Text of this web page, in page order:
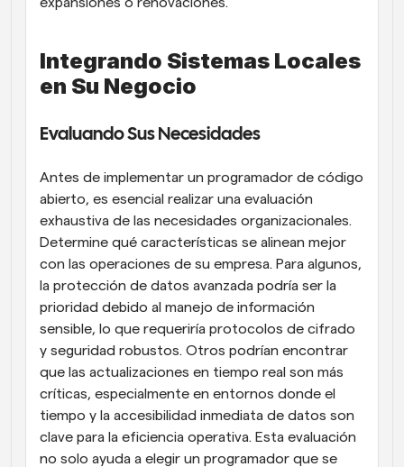
Integrando Sistemas Locales
en Su Negocio
Evaluando Sus Necesidades
Antes de implementar un programador de código
abierto, es esencial realizar una evaluación
exhaustiva de las necesidades organizacionales.
Determine qué características se alinean mejor
con las operaciones de su empresa. Para algunos,
la protección de datos avanzada podría ser la
prioridad debido al manejo de información
sensible, lo que requeriría protocolos de cifrado
y seguridad robustos. Otros podrían encontrar
que las actualizaciones en tiempo real son más
críticas, especialmente en entornos donde el
tiempo y la accesibilidad inmediata de datos son
clave para la eficiencia operativa. Esta evaluación
no solo ayuda a elegir un programador que se